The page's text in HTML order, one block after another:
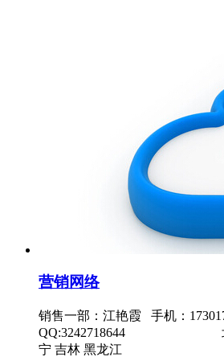
营销网络
销售一部：江艳霞 手机
QQ:3242718644 北京
宁 吉林 黑龙江